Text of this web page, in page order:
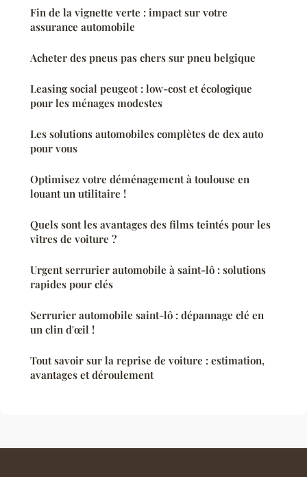
Fin de la vignette verte : impact sur votre
assurance automobile
Acheter des pneus pas chers sur pneu belgique
Leasing social peugeot : low-cost et écologique
pour les ménages modestes
Les solutions automobiles complètes de dex auto
pour vous
Optimisez votre déménagement à toulouse en
louant un utilitaire !
Quels sont les avantages des films teintés pour les
vitres de voiture ?
Urgent serrurier automobile à saint-lô : solutions
rapides pour clés
Serrurier automobile saint-lô : dépannage clé en
un clin d'œil !
Tout savoir sur la reprise de voiture : estimation,
avantages et déroulement